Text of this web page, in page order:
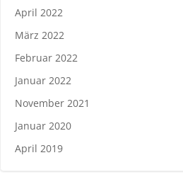
April 2022
März 2022
Februar 2022
Januar 2022
November 2021
Januar 2020
April 2019